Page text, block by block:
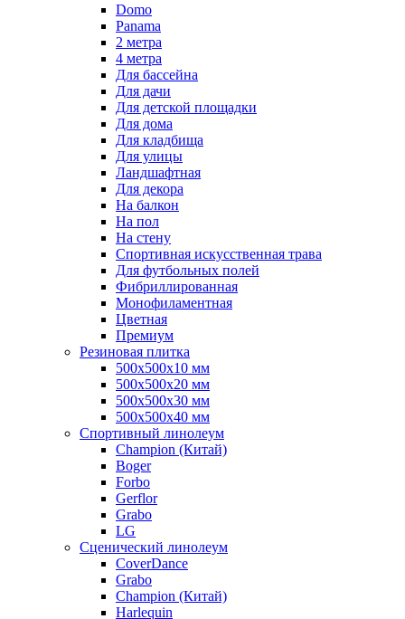
Domo
Panama
2 метра
4 метра
Для бассейна
Для дачи
Для детской площадки
Для дома
Для кладбища
Для улицы
Ландшафтная
Для декора
На балкон
На пол
На стену
Спортивная искусственная трава
Для футбольных полей
Фибриллированная
Монофиламентная
Цветная
Премиум
Резиновая плитка
500х500х10 мм
500х500х20 мм
500х500х30 мм
500х500х40 мм
Спортивный линолеум
Champion (Китай)
Boger
Forbo
Gerflor
Grabo
LG
Сценический линолеум
CoverDance
Grabo
Champion (Китай)
Harlequin